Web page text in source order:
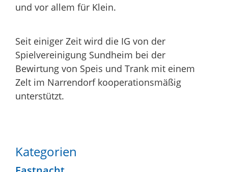
und vor allem für Klein.
Seit einiger Zeit wird die IG von der
Spielvereinigung Sundheim bei der
Bewirtung von Speis und Trank mit einem
Zelt im Narrendorf kooperationsmäßig
unterstützt.
Kategorien